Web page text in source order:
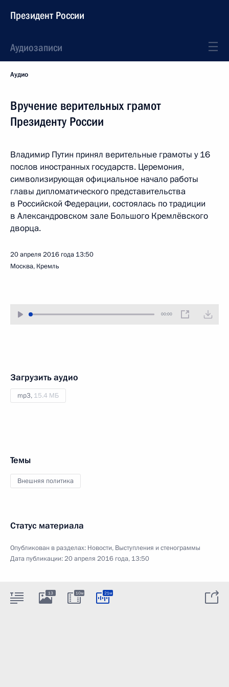
Президент России
Аудиозаписи
Аудио
Вручение верительных грамот
Президенту России
Владимир Путин принял верительные грамоты у 16
послов иностранных государств. Церемония,
символизирующая официальное начало работы
главы дипломатического представительства
в Российской Федерации, состоялась по традиции
в Александровском зале Большого Кремлёвского
дворца.
20 апреля 2016 года 13:50
Москва, Кремль
00:00
Загрузить аудио
mp3, 15.4 МБ
Темы
Внешняя политика
Статус материала
Опубликован в разделах: Новости, Выступления и стенограммы
Дата публикации:20 апреля 2016 года, 13:50
13 10м 21м